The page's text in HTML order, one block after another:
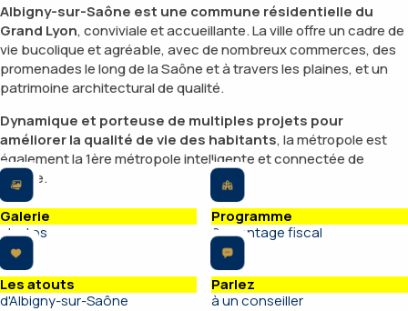
Albigny-sur-Saône est une commune résidentielle du
Grand Lyon, conviviale et accueillante. La ville offre un cadre de
vie bucolique et agréable, avec de nombreux commerces, des
promenades le long de la Saône et à travers les plaines, et un
patrimoine architectural de qualité.
Dynamique et porteuse de multiples projets pour
améliorer la qualité de vie des habitants, la métropole est
également la 1ère métropole intelligente et connectée de
France.
Galerie
photos
Programme
& avantage fiscal
Les atouts
d'Albigny-sur-Saône
Parlez
à un conseiller